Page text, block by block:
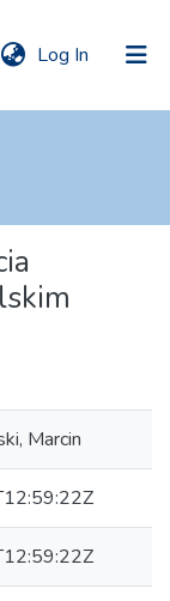
Log In (current)
Marcin